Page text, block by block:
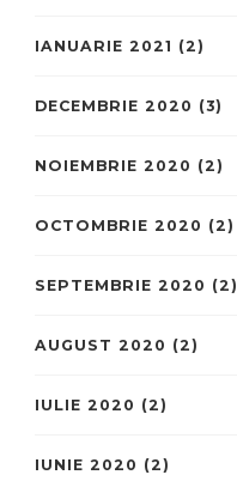
IANUARIE 2021 (2)
DECEMBRIE 2020 (3)
NOIEMBRIE 2020 (2)
OCTOMBRIE 2020 (2)
SEPTEMBRIE 2020 (2)
AUGUST 2020 (2)
IULIE 2020 (2)
IUNIE 2020 (2)